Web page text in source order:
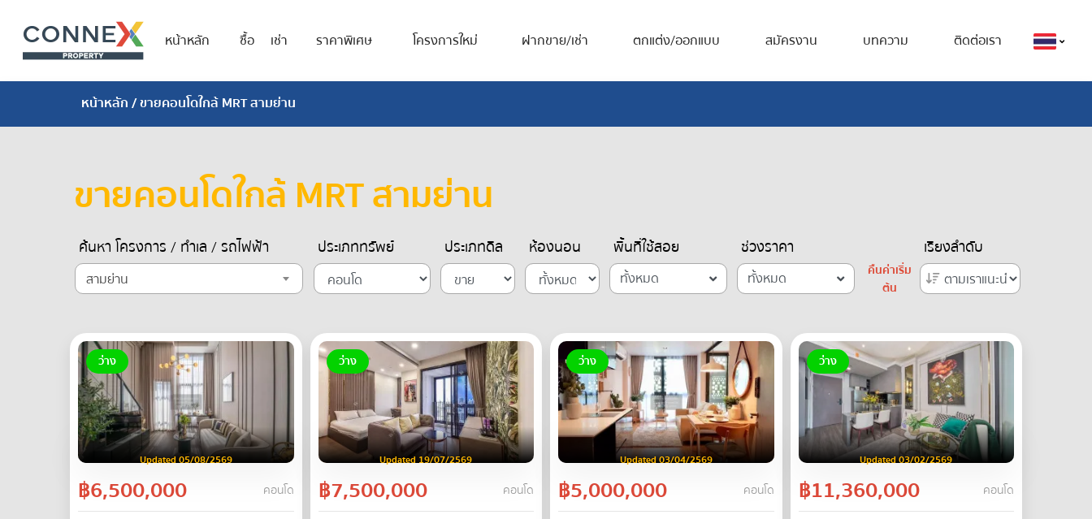
หน้าหลัก ซื้อ เช่า ราคาพิเศษ โครงการใหม่ ฝากขาย/เช่า ตกแต่ง/ออกแบบ สมัครงาน บทความ ติดต่อเรา
หน้าหลัก/ ขายคอนโดใกล้ MRT สามย่าน
ขายคอนโดใกล้ MRT สามย่าน
ค้นหา โครงการ / ทำเล / รถไฟฟ้า
สามย่าน
ประเภททรัพย์ ประเภทดีล ห้องนอน พื้นที่ใช้สอย
ทั้งหมด
ช่วงราคา
ทั้งหมด
คืนค่าเริ่ม
ต้น
เรียงลำดับ
ว่าง
Updated 05/08/2569
฿6,500,000 คอนโด
ว่าง
Updated 19/07/2569
฿7,500,000 คอนโด
ว่าง
Updated 03/04/2569
฿5,000,000 คอนโด
ว่าง
Updated 03/02/2569
฿11,360,000 คอนโด